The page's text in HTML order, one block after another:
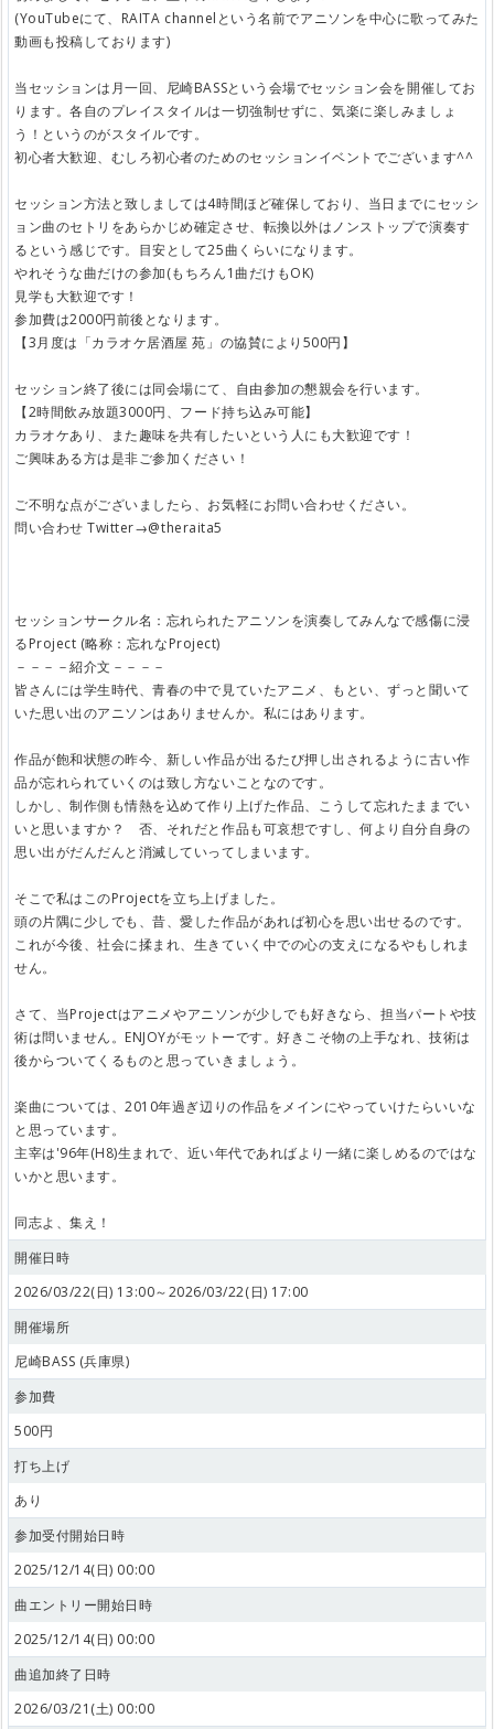
(YouTubeにて、RAITA channelという名前でアニソンを中心に歌ってみた
動画も投稿しております)
当セッションは月一回、尼崎BASSという会場でセッション会を開催してお
ります。各自のプレイスタイルは一切強制せずに、気楽に楽しみましょ
う！というのがスタイルです。
初心者大歓迎、むしろ初心者のためのセッションイベントでございます^^
セッション方法と致しましては4時間ほど確保しており、当日までにセッシ
ョン曲のセトリをあらかじめ確定させ、転換以外はノンストップで演奏す
るという感じです。目安として25曲くらいになります。
やれそうな曲だけの参加(もちろん1曲だけもOK)
見学も大歓迎です！
参加費は2000円前後となります。
【3月度は「カラオケ居酒屋 苑」の協賛により500円】
セッション終了後には同会場にて、自由参加の懇親会を行います。
【2時間飲み放題3000円、フード持ち込み可能】
カラオケあり、また趣味を共有したいという人にも大歓迎です！
ご興味ある方は是非ご参加ください！
ご不明な点がございましたら、お気軽にお問い合わせください。
問い合わせ Twitter→@theraita5
セッションサークル名：忘れられたアニソンを演奏してみんなで感傷に浸
るProject (略称：忘れなProject)
－－－－紹介文－－－－
皆さんには学生時代、青春の中で見ていたアニメ、もとい、ずっと聞いて
いた思い出のアニソンはありませんか。私にはあります。
作品が飽和状態の昨今、新しい作品が出るたび押し出されるように古い作
品が忘れられていくのは致し方ないことなのです。
しかし、制作側も情熱を込めて作り上げた作品、こうして忘れたままでい
いと思いますか？ 否、それだと作品も可哀想ですし、何より自分自身の
思い出がだんだんと消滅していってしまいます。
そこで私はこのProjectを立ち上げました。
頭の片隅に少しでも、昔、愛した作品があれば初心を思い出せるのです。
これが今後、社会に揉まれ、生きていく中での心の支えになるやもしれま
せん。
さて、当Projectはアニメやアニソンが少しでも好きなら、担当パートや技
術は問いません。ENJOYがモットーです。好きこそ物の上手なれ、技術は
後からついてくるものと思っていきましょう。
楽曲については、2010年過ぎ辺りの作品をメインにやっていけたらいいな
と思っています。
主宰は'96年(H8)生まれで、近い年代であればより一緒に楽しめるのではな
いかと思います。
同志よ、集え！
開催日時
2026/03/22(日) 13:00～2026/03/22(日) 17:00
開催場所
尼崎BASS (兵庫県)
参加費
500円
打ち上げ
あり
参加受付開始日時
2025/12/14(日) 00:00
曲エントリー開始日時
2025/12/14(日) 00:00
曲追加終了日時
2026/03/21(土) 00:00